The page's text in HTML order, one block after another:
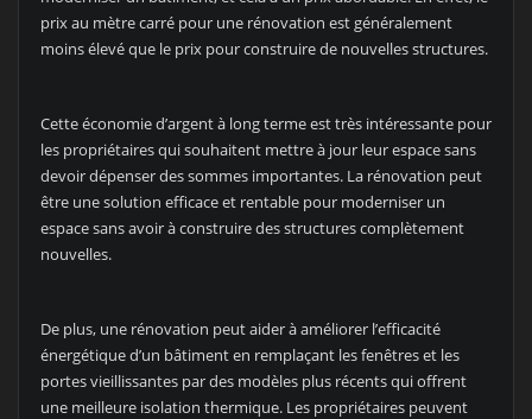
prix au mètre carré pour une rénovation est généralement
moins élevé que le prix pour construire de nouvelles structures.
Cette économie d’argent à long terme est très intéressante pour
les propriétaires qui souhaitent mettre à jour leur espace sans
devoir dépenser des sommes importantes. La rénovation peut
être une solution efficace et rentable pour moderniser un
espace sans avoir à construire des structures complètement
nouvelles.
De plus, une rénovation peut aider à améliorer l’efficacité
énergétique d’un bâtiment en remplaçant les fenêtres et les
portes vieillissantes par des modèles plus récents qui offrent
une meilleure isolation thermique. Les propriétaires peuvent